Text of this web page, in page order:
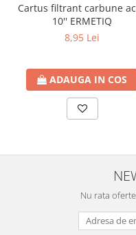
btu
Aparate de Aer conditionat
Aparate de Aer conditionat
Accesorii Panouri solare
Cartus filtrant carbune
10'' ERMETIQ
8,95 Lei
ADAUGA IN COS
Nu rata